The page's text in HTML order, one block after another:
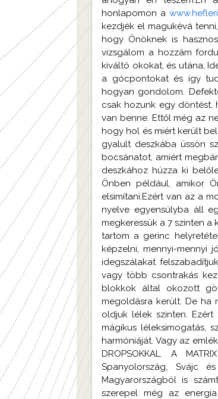
honlapomon a
kezdjék el magukévá
hogy Önöknek is
vizsgálom a hozzám
kiváltó okokat, és utána,
a gócpontokat és így
hogyan gondolom.
csak hozunk egy döntést,
van benne. Ettől még az
hogy hol és miért került
gyalult deszkába üssön
bocsánatot, amiért
deszkához húzza ki
Önben például, amikor
elsimítani.Ezért van az a
nyelve egyensúlyba áll
megkeressük a 7 szinten
tartom a gerinc
képzelni, mennyi-mennyi
idegszálakat
vagy több csontrakás
blokkok által okozott
megoldásra került. De ha
oldjuk lélek szinten.
mágikus léleksimogatás,
harmóniáját. Vagy az
DROPSOKKAL. A
Spanyolország, Svájc
Magyarországból is
szerepel még az